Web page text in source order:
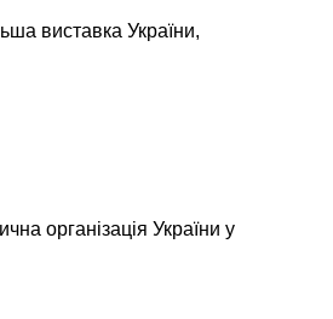
виставка України,
організація України у